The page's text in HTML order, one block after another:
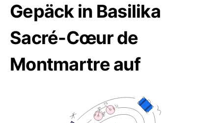
Gepäck in Basilika
Sacré-Cœur de
Montmartre auf